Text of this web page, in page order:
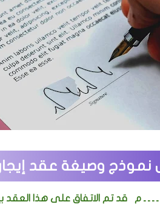
نموذج وصيغة عقد
ـ ـ ـ ـ م قد تم الاتفاق على هذا